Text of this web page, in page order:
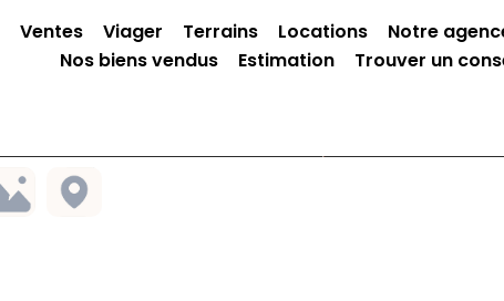
Ventes Viager Terrains Locations Notre
Nos biens vendus
Estimation Trouver un